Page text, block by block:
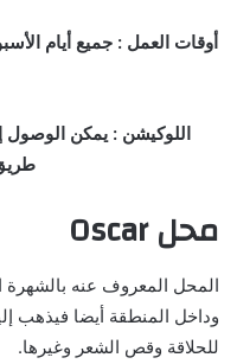
محل Oscar
المحل المعروف عنه
وداخل المنطقة أيضا فيذهب
للحلاقة وقص الشعر وغيرها.